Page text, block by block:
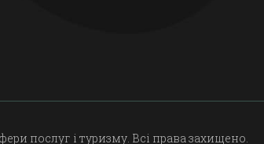
послуг і туризму. Всі права захищено.